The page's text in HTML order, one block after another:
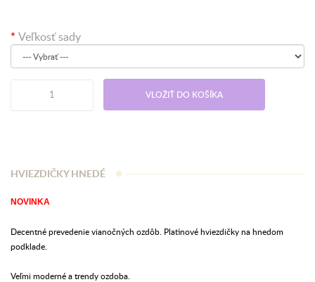
Veľkosť sady
VLOŽIŤ DO KOŠÍKA
HVIEZDIČKY HNEDÉ
NOVINKA
Decentné prevedenie vianočných ozdôb. Platinové hviezdičky na hnedom
podklade.
Veľmi moderné a trendy ozdoba.